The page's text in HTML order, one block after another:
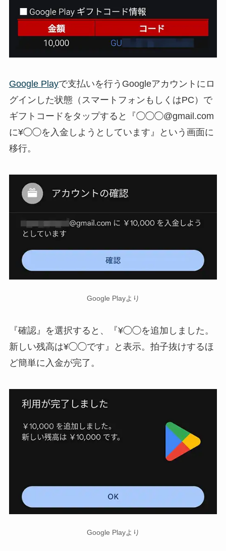
Google Playで支払いを行うGoogleアカウントにロ
グインした状態（スマートフォンもしくはPC）で
ギフトコードをタップすると『◯◯◯@gmail.com
に¥◯◯を入金しようとしています』という画面に
移行。
Google Playより
『確認』を選択すると、『¥◯◯を追加しました。
新しい残高は¥◯◯です』と表示。拍子抜けするほ
ど簡単に入金が完了。
Google Playより